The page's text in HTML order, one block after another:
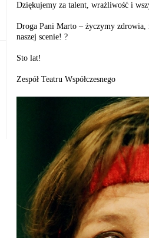
Dziękujemy za talent, wrażliwość i
Droga Pani Marto – życzymy
naszej scenie! ?
Sto lat!
Zespół Teatru Współczesnego